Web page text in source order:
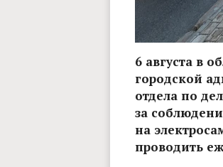
6 августа в
городской
отдела по
за
на
проводить